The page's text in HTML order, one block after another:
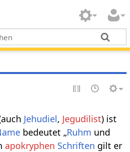
Jehudiel, Jegudilist) ist
bedeutet „Ruhm und
apokryphen Schriften gilt er